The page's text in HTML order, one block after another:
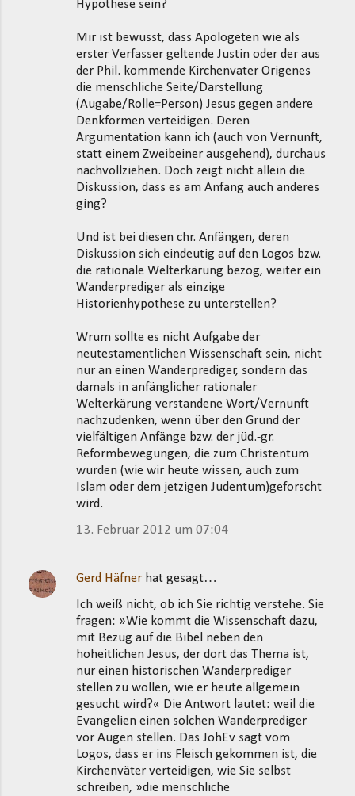
Hypothese sein?
Mir ist bewusst, dass Apologeten wie als
erster Verfasser geltende Justin oder der aus
der Phil. kommende Kirchenvater Origenes
die menschliche Seite/Darstellung
(Augabe/Rolle=Person) Jesus gegen andere
Denkformen verteidigen. Deren
Argumentation kann ich (auch von Vernunft,
statt einem Zweibeiner ausgehend), durchaus
nachvollziehen. Doch zeigt nicht allein die
Diskussion, dass es am Anfang auch anderes
ging?
Und ist bei diesen chr. Anfängen, deren
Diskussion sich eindeutig auf den Logos bzw.
die rationale Welterkärung bezog, weiter ein
Wanderprediger als einzige
Historienhypothese zu unterstellen?
Wrum sollte es nicht Aufgabe der
neutestamentlichen Wissenschaft sein, nicht
nur an einen Wanderprediger, sondern das
damals in anfänglicher rationaler
Welterkärung verstandene Wort/Vernunft
nachzudenken, wenn über den Grund der
vielfältigen Anfänge bzw. der jüd.-gr.
Reformbewegungen, die zum Christentum
wurden (wie wir heute wissen, auch zum
Islam oder dem jetzigen Judentum)geforscht
wird.
13. Februar 2012 um 07:04
Gerd Häfner hat gesagt…
Ich weiß nicht, ob ich Sie richtig verstehe. Sie
fragen: »Wie kommt die Wissenschaft dazu,
mit Bezug auf die Bibel neben den
hoheitlichen Jesus, der dort das Thema ist,
nur einen historischen Wanderprediger
stellen zu wollen, wie er heute allgemein
gesucht wird?« Die Antwort lautet: weil die
Evangelien einen solchen Wanderprediger
vor Augen stellen. Das JohEv sagt vom
Logos, dass er ins Fleisch gekommen ist, die
Kirchenväter verteidigen, wie Sie selbst
schreiben, »die menschliche